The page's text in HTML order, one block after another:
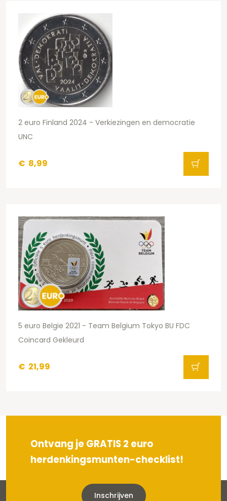
2 euro Finland 2024 - Verkiezingen en democratie
UNC
€ 8,99
5 euro Belgie 2021 - Team Belgium Tokyo BU FDC
Coincard Gekleurd
€ 21,99
Ontvang je GRATIS 2 euro
herdenkingsmunten-checklist!
Inschrijven